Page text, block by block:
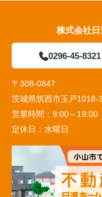
株式会社
0296-45-8321
〒308-0847
茨城県筑西市玉戸1018-
営業時間： 9:00～19:00
定休日： 水曜日